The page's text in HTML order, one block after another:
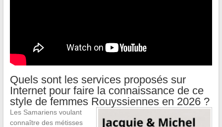
Quels sont les services proposés sur
Internet pour faire la connaissance de ce
style de femmes Rouyssiennes en 2026 ?
Les Samariens voulant
connaître des métisses